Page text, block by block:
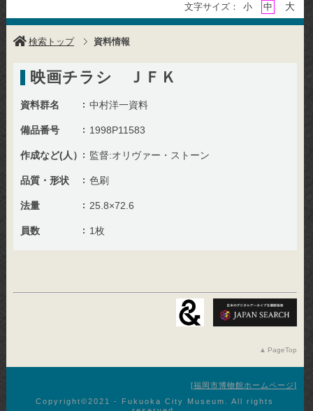
文字サイズ： 小 中 大
検索トップ 資料情報
映画チラシ ＪＦＫ
資料群名 中村洋一資料
備品番号 1998P11583
作成など(人） 監督:オリヴァー・ストーン
品質・形状 色刷
法量 25.8×72.6
員数 1枚
PageTop
福岡市博物館ホームページ
Copyright©︎2021 - Fukuoka City Museum. All rights